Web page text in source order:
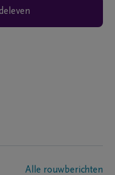
Alle rouwberichten